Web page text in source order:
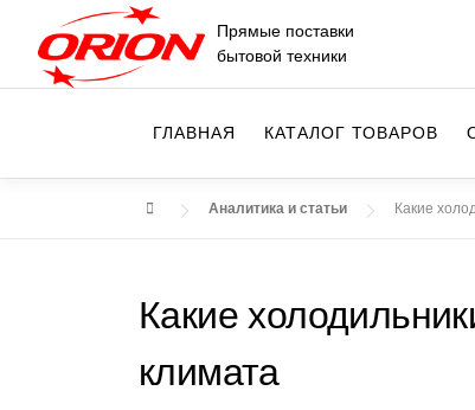
содержимому
Прямые поставки
бытовой техники
ГЛАВНАЯ КАТАЛОГ ТОВАРОВ
Аналитика и статьи Какие
Какие
климата